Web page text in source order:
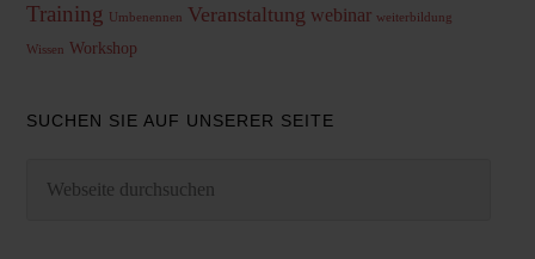
Training Umbenennen Veranstaltung webinar weiterbildung
Wissen Workshop
SUCHEN SIE AUF UNSERER SEITE